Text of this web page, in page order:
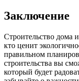
Заключение
Строительство дома
кто ценит
правильном
строительства вы
который будет